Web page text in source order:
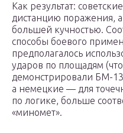
Как результат:
дистанцию поражения,
большей кучностью.
способы боевого
предполагалось
ударов по площадям
демонстрировали БМ-
а немецкие — для
по логике, больше
«миномет».